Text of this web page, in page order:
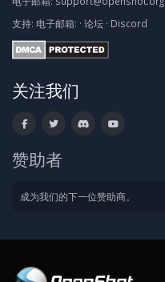
支持: 电子邮箱: · 论坛 · Discord
关注我们
赞助者
成为我们的下一位赞助商。